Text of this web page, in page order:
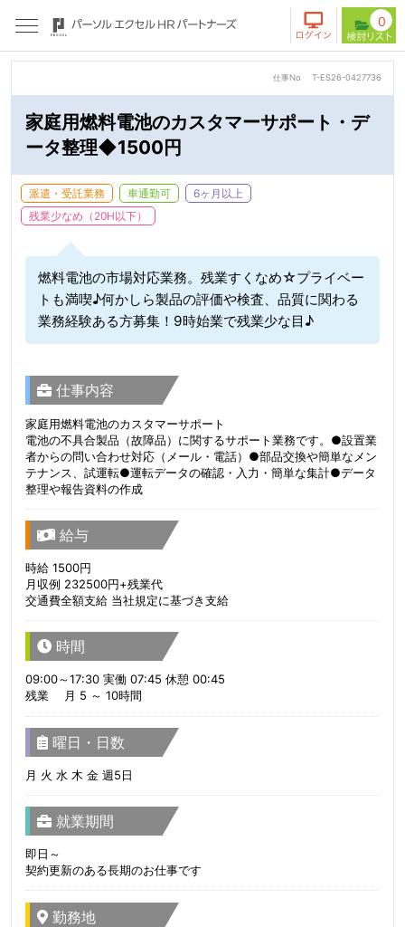
0
仕事No T-ES26-0427736
家庭用燃料電池のカスタマーサポート・デ
ータ整理◆1500円
派遣・受託業務 車通勤可
6ヶ月以上
残業少なめ（20H以下）
燃料電池の市場対応業務。残業すくなめ☆プライベー
トも満喫♪何かしら製品の評価や検査、品質に関わる
業務経験ある方募集！9時始業で残業少な目♪
仕事内容
家庭用燃料電池のカスタマーサポート
電池の不具合製品（故障品）に関するサポート業務です。●設置業
者からの問い合わせ対応（メール・電話）●部品交換や簡単なメン
テナンス、試運転●運転データの確認・入力・簡単な集計●データ
整理や報告資料の作成
給与
時給 1500円
月収例 232500円+残業代
交通費全額支給 当社規定に基づき支給
時間
09:00～17:30 実働 07:45 休憩 00:45
残業 月 5 ～ 10時間
曜日・日数
月 火 水 木 金 週5日
就業期間
即日～
契約更新のある長期のお仕事です
勤務地